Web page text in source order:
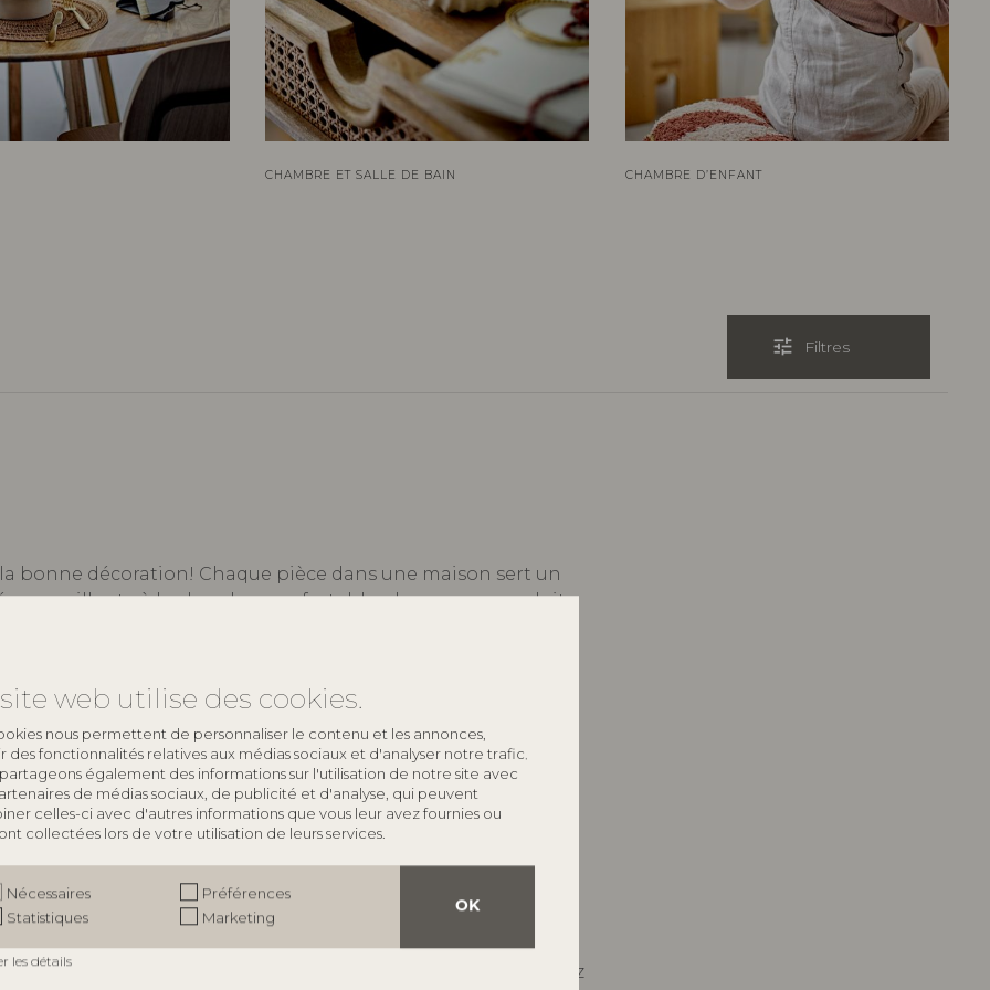
web utilise des cookies.
nous permettent de personnaliser le contenu et les annonces,
des fonctionnalités relatives aux médias sociaux et d'analyser notre trafic.
également des informations sur l'utilisation de notre site avec
de médias sociaux, de publicité et d'analyse, qui peuvent
celles-ci avec d'autres informations que vous leur avez fournies ou
collectées lors de votre utilisation de leurs services.
OK
Nécessaires
Préférences
Statistiques
Marketing
les détails
CHAMBRE ET SALLE DE BAIN CHAMBRE D’ENFANT
tune Filtres
bonne décoration! Chaque pièce dans une maison sert un
accueillante à la chambre confortable, chaque espace doit
fonctionnels.
de décoration pour la maison pour vous aider à créer
rafraîchir votre salon, améliorer votre cuisine ou
tout ce dont vous avez besoin pour que votre espace se
de rangement fonctionnelles et à l'éclairage élégant,
donner vie à votre vision. Que vous préfériez un style
conçus pour correspondre à votre goût et rendre votre
avec Bloomingville. Parcourez notre collection de
à créer l'espace de vos rêves! Que vous souhaitiez